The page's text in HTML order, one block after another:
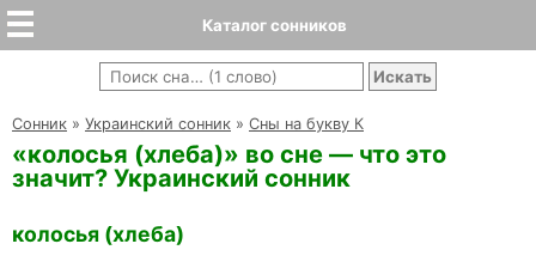
Каталог сонников
Cонник » Украинский сонник » Сны на букву К
«колосья (хлеба)» во сне — что это
значит? Украинский сонник
колосья (хлеба)